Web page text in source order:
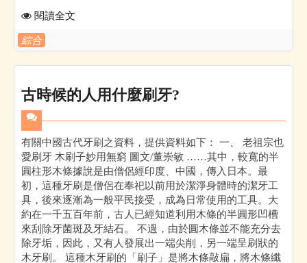
閱讀全文
綜合
古時候的人用什麼刷牙?
有關中國古代牙刷之資料，提供資料如下： 一、 老祖宗也
愛刷牙 木刷子妙用無窮 圖文/董崇敏 ……其中，較寬的半
圓柱形木條據說是由僧侶經印度、中國，傳入日本。最
初，這種牙刷是僧侶在奉祀以前用於潔淨身體時的潔牙工
具，後來逐漸為一般平民接受，成為日常使用的工具。大
約在一千五百年前，古人已經知道利用木條的半圓形凹槽
來刮除牙菌斑及牙結石。 不過，由於圓木條並不能充分去
除牙垢，因此，又有人發展出一端尖削，另一端呈刷狀的
木牙刷。 這種木牙刷的「刷子」是將木條敲扁，將木條纖